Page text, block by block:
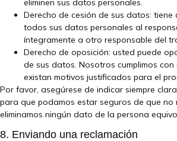
eliminen sus datos personales.
Derecho de cesión de sus datos:
todos sus datos personales al
íntegramente a otro responsable del
Derecho de oposición: usted puede
de sus datos. Nosotros cumplimos con
existan motivos justificados para el
Por favor, asegúrese de indicar siempre
para que podamos estar seguros de que no
eliminamos ningún dato de la persona
8. Enviando una reclamación